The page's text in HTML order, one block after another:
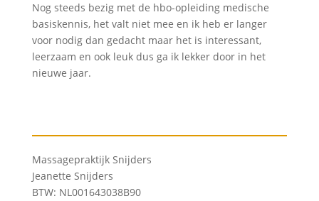
Nog steeds bezig met de hbo-opleiding medische
basiskennis, het valt niet mee en ik heb er langer
voor nodig dan gedacht maar het is interessant,
leerzaam en ook leuk dus ga ik lekker door in het
nieuwe jaar.
Massagepraktijk Snijders
Jeanette Snijders
BTW: NL001643038B90